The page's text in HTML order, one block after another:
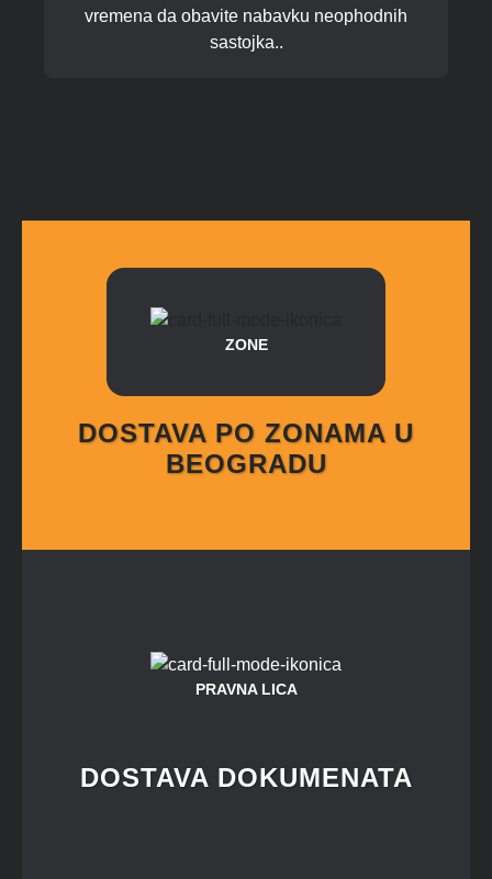
vremena da obavite nabavku neophodnih
sastojka..
ZONE
DOSTAVA PO ZONAMA U
BEOGRADU
PRAVNA LICA
DOSTAVA DOKUMENATA